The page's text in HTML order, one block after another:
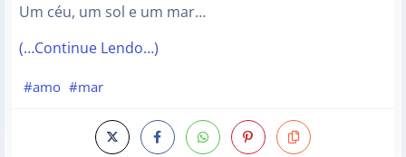
Um céu, um sol e um mar…
(…Continue Lendo…)
#amo #mar